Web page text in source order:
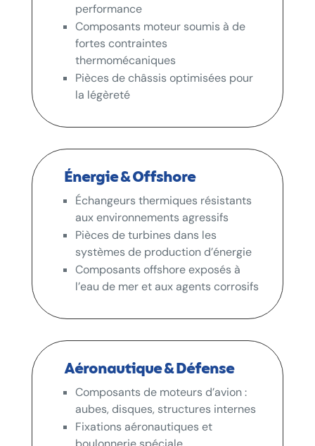
performance
Composants moteur soumis à de
fortes contraintes
thermomécaniques
Pièces de châssis optimisées pour
la légèreté
Énergie & Offshore
Échangeurs thermiques résistants
aux environnements agressifs
Pièces de turbines dans les
systèmes de production d’énergie
Composants offshore exposés à
l’eau de mer et aux agents corrosifs
Aéronautique & Défense
Composants de moteurs d’avion :
aubes, disques, structures internes
Fixations aéronautiques et